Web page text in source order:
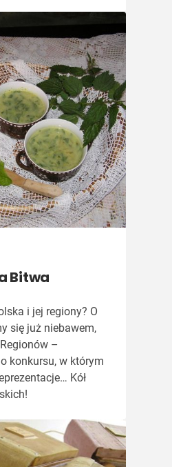
Bitwa
i jej regiony? O
się już niebawem,
–
konkursu, w którym
Kół